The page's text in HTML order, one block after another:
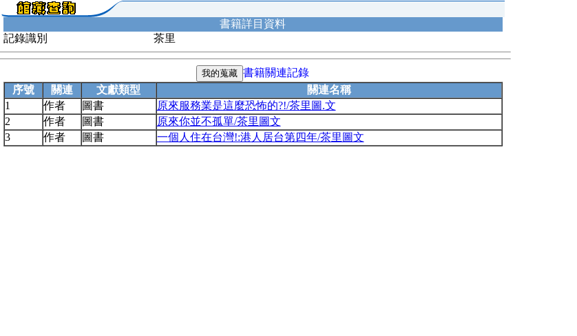
書籍詳目資料
記錄識別
茶里
書籍關連記錄
序號
關連 文獻類型
關連名稱
1
作者 圖書
原來服務業是這麼恐怖的?!/茶里圖.文
2
作者 圖書
原來你並不孤單/茶里圖文
3
作者 圖書 一個人住在台灣!:港人居台第四年/茶里圖文